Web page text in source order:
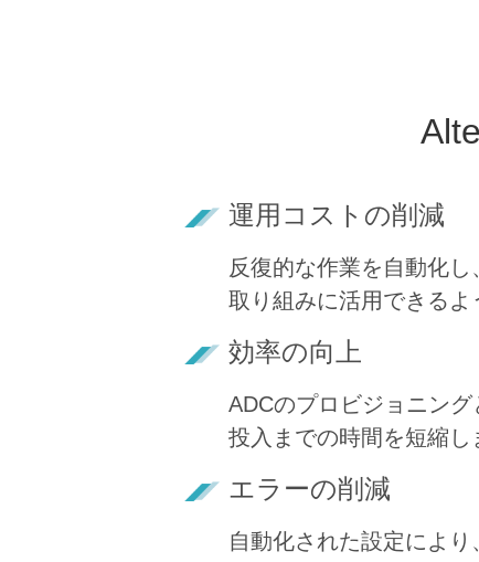
運用コストの削減
反復的な作業を自動化
取り組みに活用できるよ
効率の向上
ADCのプロビジョニン
投入までの時間を短縮し
エラーの削減
自動化された設定により